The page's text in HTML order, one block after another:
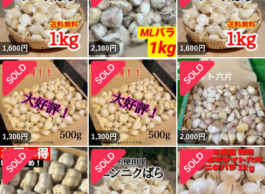
1,600円 2,380円 1,600円
1,300円 1,300円 2,000円